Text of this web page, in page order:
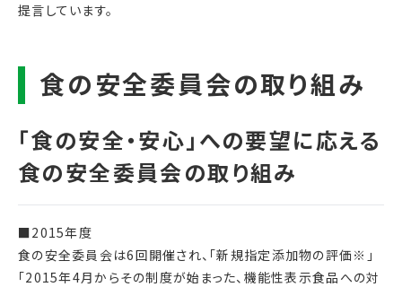
提言しています。
■2015年度
食の安全委員会は6回開催され、「新規指定添加物の評価※」
「2015年4月からその制度が始まった、機能性表示食品への対